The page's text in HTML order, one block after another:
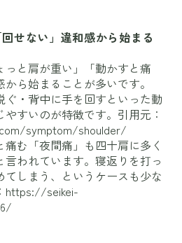
せない」違和感から始まる
と肩が重い」「動かすと痛
ら始まることが多いです。
・背中に手を回すといった動
すいのが特徴です。引用元：
symptom/shoulder/
む「夜間痛」も四十肩に多く
言われています。寝返りを打っ
しまう、というケースも少な
https://seikei-